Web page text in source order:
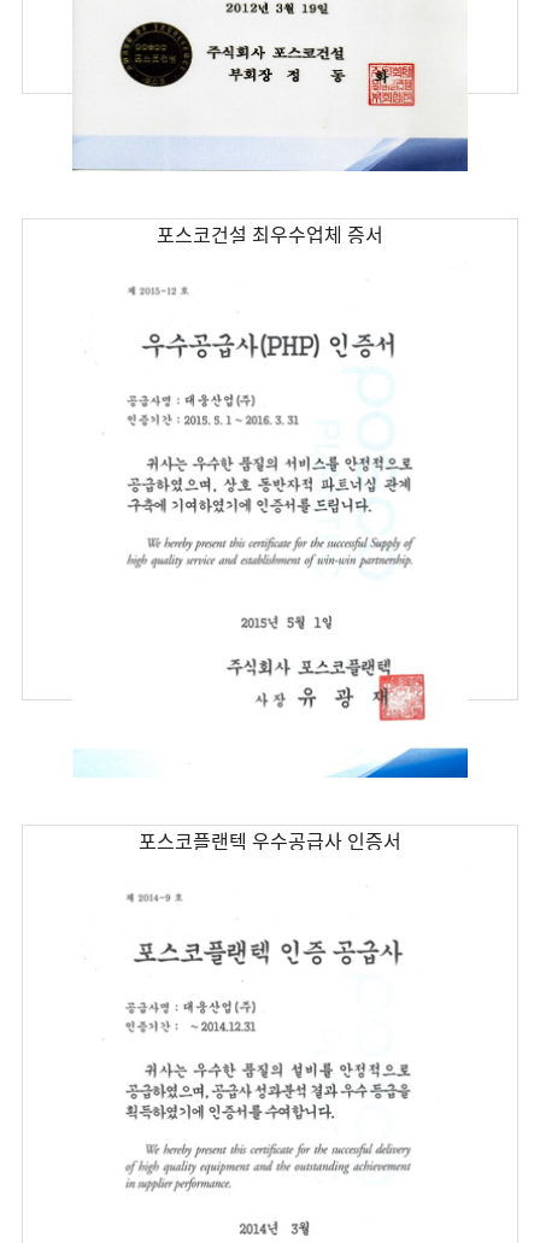
포스코건설 최우수업체 증서
포스코플랜텍 우수공급사 인증서